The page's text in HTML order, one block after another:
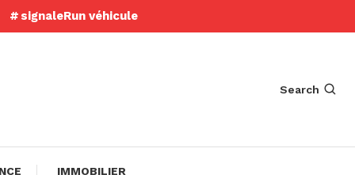
signaleRun véhicule
Search
IMMOBILIER